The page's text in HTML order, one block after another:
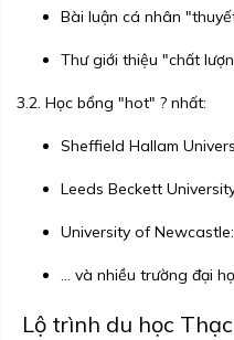
Bài luận cá nhân
Thư giới thiệu "chất
3.2. Học bổng "hot" ? nhất:
Sheffield Hallam
Leeds Beckett
University of
... và nhiều trường đại
Lộ trình du học